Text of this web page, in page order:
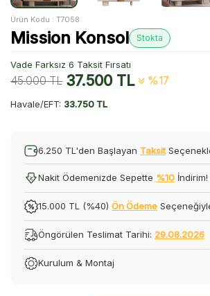
Ürün Kodu : T7058
Mission Konsol Stokta
Vade Farksız 6 Taksit Fırsatı
45.000TL 37.500TL %17
Havale/EFT: 33.750 TL
6.250 TL'den Başlayan Taksit
Nakit Ödemenizde Sepette %10 İndirim!
15.000 TL (%40) Ön Ödeme
Öngörülen Teslimat Tarihi: 29.08.2026
Kurulum & Montaj